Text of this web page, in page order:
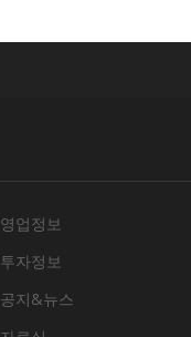
영업정보
투자정보
공지&뉴스